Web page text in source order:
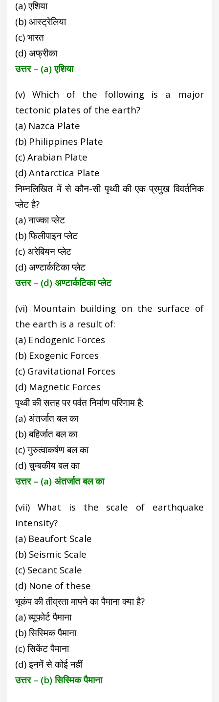
(a) एशिया
(b) आस्ट्रेलिया
(c) भारत
(d) अफ्रीका
उत्तर – (a) एशिया
(v) Which of the following is a major
tectonic plates of the earth?
(a) Nazca Plate
(b) Philippines Plate
(c) Arabian Plate
(d) Antarctica Plate
निम्नलिखित में से कौन-सी पृथ्वी की एक प्रमुख विवर्तनिक
प्लेट है?
(a) नाज्का प्लेट
(b) फिलीपाइन प्लेट
(c) अरेबियन प्लेट
(d) अण्टार्कटिका प्लेट
उत्तर – (d) अण्टार्कटिका प्लेट
(vi) Mountain building on the surface of
the earth is a result of:
(a) Endogenic Forces
(b) Exogenic Forces
(c) Gravitational Forces
(d) Magnetic Forces
पृथ्वी की सतह पर पर्वत निर्माण परिणाम है:
(a) अंतर्जात बल का
(b) बहिर्जात बल का
(c) गुरुत्वाकर्षण बल का
(d) चुम्बकीय बल का
उत्तर – (a) अंतर्जात बल का
(vii) What is the scale of earthquake
intensity?
(a) Beaufort Scale
(b) Seismic Scale
(c) Secant Scale
(d) None of these
भूकंप की तीव्रता मापने का पैमाना क्या है?
(a) ब्यूफोर्ट पैमाना
(b) सिस्मिक पैमाना
(c) सिकेंट पैमाना
(d) इनमें से कोई नहीं
उत्तर – (b) सिस्मिक पैमाना